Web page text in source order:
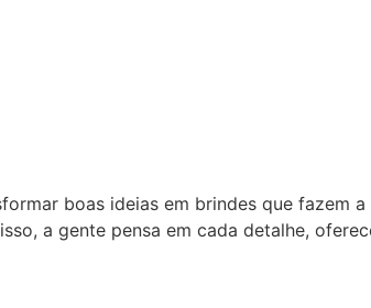
boas ideias em brindes que fazem
a gente pensa em cada detalhe,